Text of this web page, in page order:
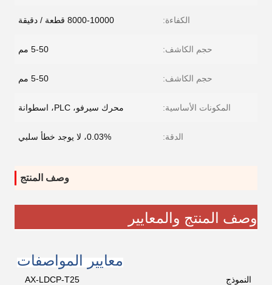
الكفاءة: 8000-10000 قطعة / دقيقة
حجم الكاشف: 5-50 مم
حجم الكاشف: 5-50 مم
المكونات الأساسية: محرك سيرفو، PLC، اسطوانة
الدقة: 0.03%، لا يوجد خطأ سلبي
وصف المنتج
وصف المنتج والمعايير
معايير المواصفات
النموذج AX-LDCP-T25